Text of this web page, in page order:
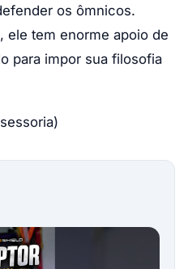
os ômnicos.
ele tem enorme apoio de
para impor sua filosofia